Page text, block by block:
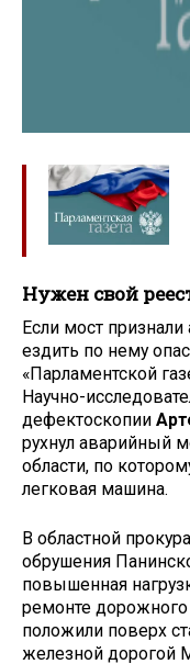
Нужен свой
Если мост
ездить по нему
«Парламентской
Научно-
дефектоскопии
рухнул аварийный
области, по
легковая машина.
В областной
обрушения
повышенная
ремонте
положили поверх
железной дорогой